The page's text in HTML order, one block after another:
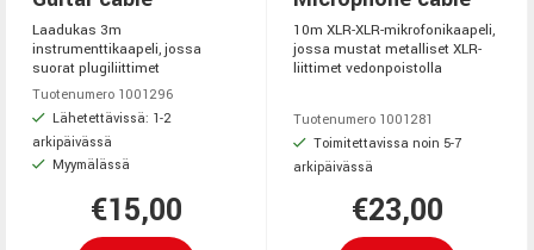
Laadukas 3m
instrumenttikaapeli, jossa
suorat plugiliittimet
Tuotenumero 1001296
Lähetettävissä: 1-2
arkipäivässä
Myymälässä
€15,00
10m XLR-XLR-mikrofonikaapeli,
jossa mustat metalliset XLR-
liittimet vedonpoistolla
Tuotenumero 1001281
Toimitettavissa noin 5-7
arkipäivässä
€23,00